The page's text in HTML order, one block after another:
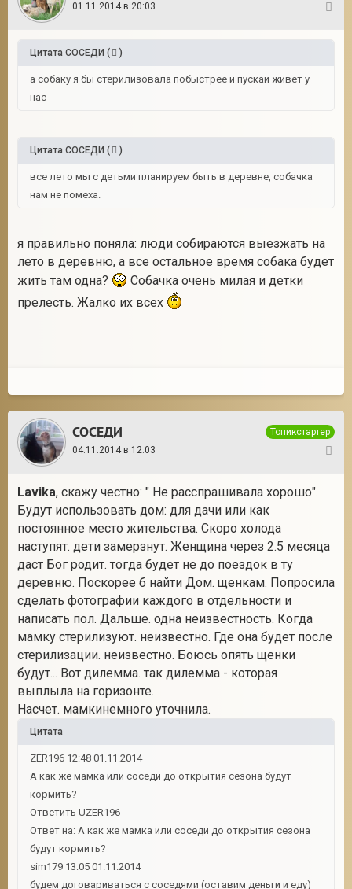
01.11.2014 в 20:03
Цитата СОСЕДИ ( )
а собаку я бы стерилизовала побыстрее и пускай живет у
нас
Цитата СОСЕДИ ( )
все лето мы с детьми планируем быть в деревне, собачка
нам не помеха.
я правильно поняла: люди собираются выезжать на
лето в деревню, а все остальное время собака будет
жить там одна?
Собачка очень милая и детки
прелесть. Жалко их всех
СОСЕДИ
Топикстартер
04.11.2014 в 12:03
Lavika, скажу честно: " Не расспрашивала хорошо".
Будут использовать дом: для дачи или как
постоянное место жительства. Скоро холода
наступят. дети замерзнут. Женщина через 2.5 месяца
даст Бог родит. тогда будет не до поездок в ту
деревню. Поскорее б найти Дом. щенкам. Попросила
сделать фотографии каждого в отдельности и
написать пол. Дальше. одна неизвестность. Когда
мамку стерилизуют. неизвестно. Где она будет после
стерилизации. неизвестно. Боюсь опять щенки
будут... Вот дилемма. так дилемма - которая
выплыла на горизонте.
Насчет. мамкинемного уточнила.
Цитата
ZER196 12:48 01.11.2014
А как же мамка или соседи до открытия сезона будут
кормить?
Ответить UZER196
Ответ на: А как же мамка или соседи до открытия сезона
будут кормить?
sim179 13:05 01.11.2014
будем договариваться с соседями (оставим деньги и еду)